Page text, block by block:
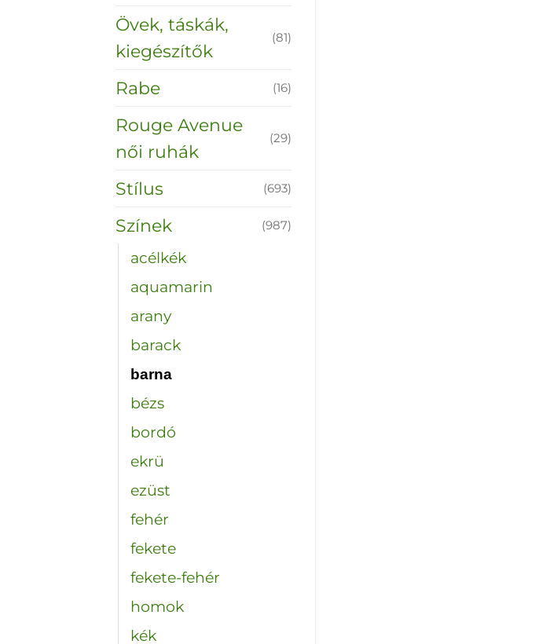
Övek, táskák,
kiegészítők
(81)
Rabe (16)
Rouge Avenue
női ruhák
(29)
Stílus (693)
Színek (987)
acélkék
aquamarin
arany
barack
barna
bézs
bordó
ekrü
ezüst
fehér
fekete
fekete-fehér
homok
kék